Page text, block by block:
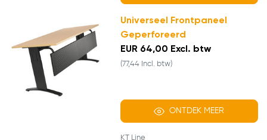
Universeel Frontpaneel
Geperforeerd
EUR 64,00 Excl. btw
(77,44 Incl. btw)
ONTDEK MEER
KT Line